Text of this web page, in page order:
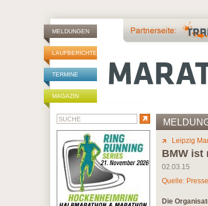
MELDUNGEN
LAUFBERICHTE
TERMINE
MAGAZIN
Leipzig
BMW ist
02.03.15
Quelle:
Die